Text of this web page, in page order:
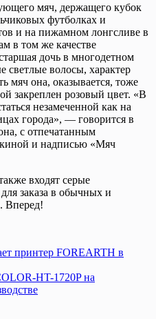
мяч, держащего кубок
футболках и
и на пижамном лонгсливе в
в том же качестве
дочь в многодетном
светлые волосы, характер
мяч она, оказывается, тоже
закреплен розовый цвет. «В
незамеченной как на
города», — говорится в
с отпечатанным
и надписью «Мяч
входят серые
заказа в обычных и
Вперед!
принтер FOREARTH в
HT-1720P на